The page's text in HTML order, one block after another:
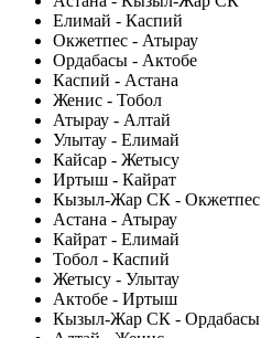
Елимай - Каспий
Окжетпес - Атырау
Ордабасы - Актобе
Каспий - Астана
Женис - Тобол
Атырау - Алтай
Улытау - Елимай
Кайсар - Жетысу
Иртыш - Кайрат
Кызыл-Жар СК - Окжетпес
Астана - Атырау
Кайрат - Елимай
Тобол - Каспий
Жетысу - Улытау
Актобе - Иртыш
Кызыл-Жар СК - Ордабасы